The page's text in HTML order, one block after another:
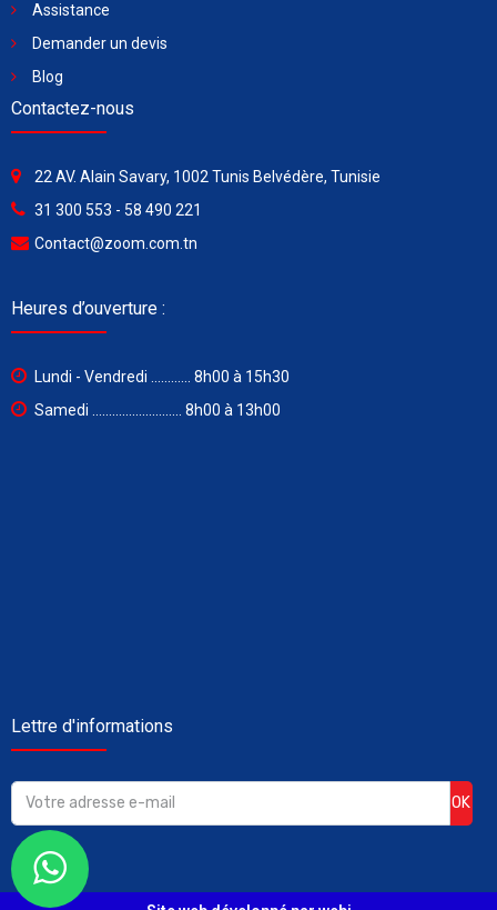
Assistance
Demander un devis
Blog
Contactez-nous
22 AV. Alain Savary, 1002 Tunis Belvédère, Tunisie
31 300 553 - 58 490 221
Contact@zoom.com.tn
Heures d’ouverture :
Lundi - Vendredi ............ 8h00 à 15h30
Samedi ........................... 8h00 à 13h00
Lettre d'informations
OK